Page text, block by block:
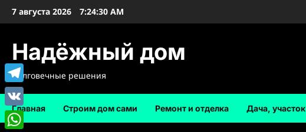
Перейти
7 августа 2026 7:24:31 AM
Надёжный дом
Долговечные решения
Главная Строим дом сами Ремонт и отделка Дача, участок
Telegram
VK